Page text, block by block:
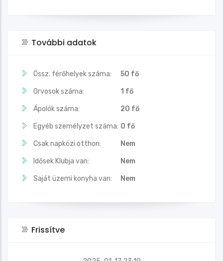
További adatok
Össz. férőhelyek száma: 50 fő
Orvosok száma: 1 fő
Ápolók száma: 20 fő
Egyéb személyzet száma: 0 fő
Csak napközi otthon: Nem
Idősek Klubja van: Nem
Saját üzemi konyha van: Nem
Frissítve